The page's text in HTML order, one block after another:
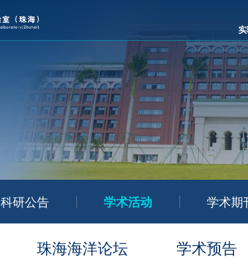
科研公告 学术活动 学术期
珠海海洋论坛 学术预告